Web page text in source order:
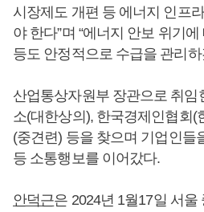
시장제도 개편 등 에너지 인프
야 한다”며 “에너지 안보 위기
등도 안정적으로 수급을 관리하
산업통상자원부 장관으로 취임
소(대한상의), 한국경제인협회(
(중견련) 등을 찾으며 기업인들
등 소통행보를 이어갔다.
안덕근은 2024년 1월17일 서울